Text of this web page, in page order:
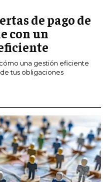
de pago de
con un
una gestión eficiente
tus obligaciones